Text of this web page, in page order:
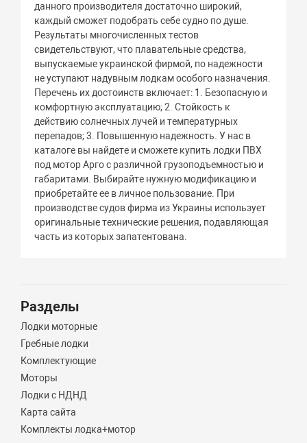
данного производителя достаточно широкий,
каждый сможет подобрать себе судно по душе.
Результаты многочисленных тестов
свидетельствуют, что плавательные средства,
выпускаемые украинской фирмой, по надежности
не уступают надувным лодкам особого назначения.
Перечень их достоинств включает: 1. Безопасную и
комфортную эксплуатацию; 2. Стойкость к
действию солнечных лучей и температурных
перепадов; 3. Повышенную надежность. У нас в
каталоге вы найдете и сможете купить лодки ПВХ
под мотор Арго с различной грузоподъемностью и
габаритами. Выбирайте нужную модификацию и
приобретайте ее в личное пользование. При
производстве судов фирма из Украины использует
оригинальные технические решения, подавляющая
часть из которых запатентована.
Разделы
Лодки моторные
Гребные лодки
Комплектующие
Моторы
Лодки с НДНД
Карта сайта
Комплекты лодка+мотор